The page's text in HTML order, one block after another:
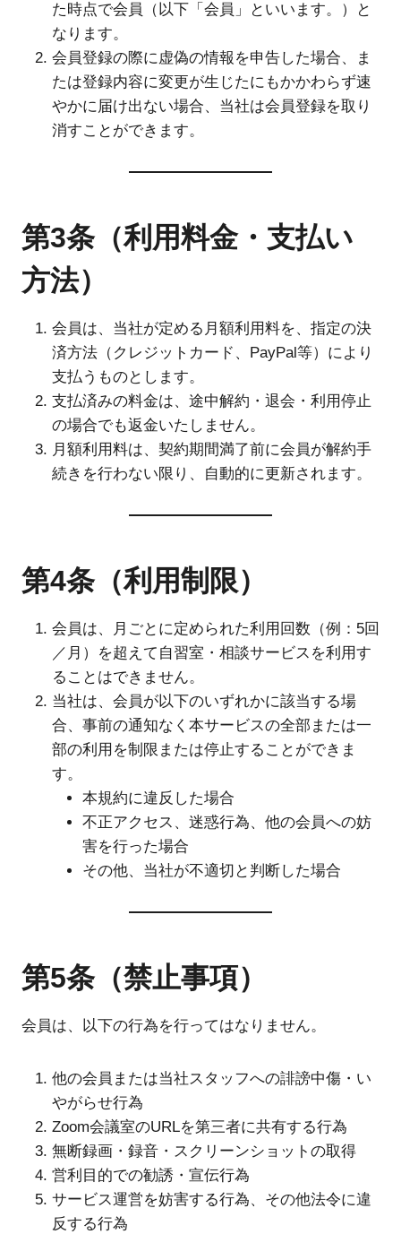
た時点で会員（以下「会員」といいます。）と
なります。
会員登録の際に虚偽の情報を申告した場合、ま
たは登録内容に変更が生じたにもかかわらず速
やかに届け出ない場合、当社は会員登録を取り
消すことができます。
第3条（利用料金・支払い
方法）
会員は、当社が定める月額利用料を、指定の決
済方法（クレジットカード、PayPal等）により
支払うものとします。
支払済みの料金は、途中解約・退会・利用停止
の場合でも返金いたしません。
月額利用料は、契約期間満了前に会員が解約手
続きを行わない限り、自動的に更新されます。
第4条（利用制限）
会員は、月ごとに定められた利用回数（例：5回
／月）を超えて自習室・相談サービスを利用す
ることはできません。
当社は、会員が以下のいずれかに該当する場
合、事前の通知なく本サービスの全部または一
部の利用を制限または停止することができま
す。
本規約に違反した場合
不正アクセス、迷惑行為、他の会員への妨
害を行った場合
その他、当社が不適切と判断した場合
第5条（禁止事項）
会員は、以下の行為を行ってはなりません。
他の会員または当社スタッフへの誹謗中傷・い
やがらせ行為
Zoom会議室のURLを第三者に共有する行為
無断録画・録音・スクリーンショットの取得
営利目的での勧誘・宣伝行為
サービス運営を妨害する行為、その他法令に違
反する行為